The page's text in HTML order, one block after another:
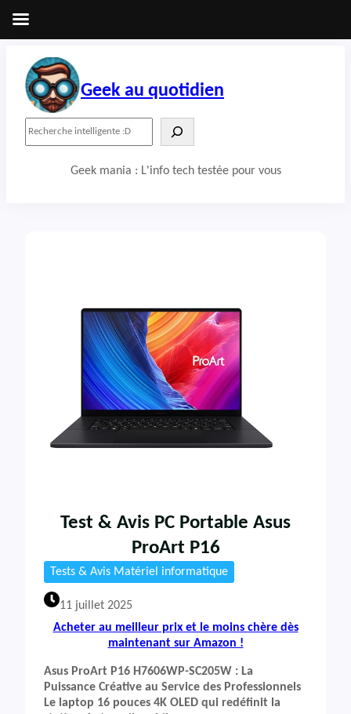
contenu
Geek au quotidien
Geek mania : L'info tech testée pour vous
Test & Avis PC Portable Asus
ProArt P16
Tests & Avis Matériel informatique
11 juillet 2025
Acheter au meilleur prix et le moins chère dès
maintenant sur Amazon !
Asus ProArt P16 H7606WP-SC205W : La
Puissance Créative au Service des Professionnels
Le laptop 16 pouces 4K OLED qui redéfinit la